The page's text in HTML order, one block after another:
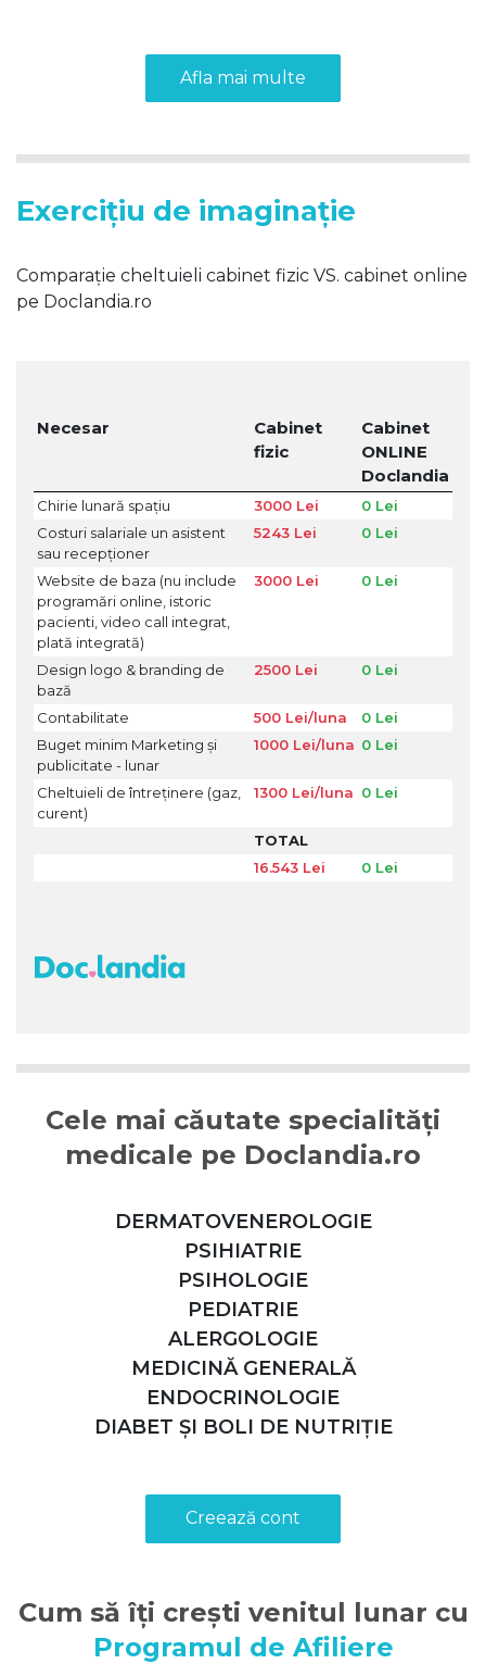
Afla mai multe
Exercițiu de imaginație
Comparație cheltuieli cabinet fizic VS. cabinet online
pe Doclandia.ro
Necesar
Cabinet
fizic
Cabinet
ONLINE
Doclandia
Chirie lunară spațiu 3000 Lei
0 Lei
Costuri salariale un asistent
sau recepționer
5243 Lei 0 Lei
Website de baza (nu include
programări online, istoric
pacienti, video call integrat,
plată integrată)
3000 Lei 0 Lei
Design logo & branding de
bază
2500 Lei 0 Lei
Contabilitate 500 Lei/luna
0 Lei
Buget minim Marketing și
publicitate - lunar
1000 Lei/luna 0 Lei
Cheltuieli de întreținere (gaz,
curent)
1300 Lei/luna 0 Lei
TOTAL
16.543 Lei
0 Lei
Cele mai căutate specialități
medicale pe Doclandia.ro
DERMATOVENEROLOGIE
PSIHIATRIE
PSIHOLOGIE
PEDIATRIE
ALERGOLOGIE
MEDICINĂ GENERALĂ
ENDOCRINOLOGIE
DIABET ȘI BOLI DE NUTRIȚIE
Creează cont
Cum să îți crești venitul lunar cu
Programul de Afiliere